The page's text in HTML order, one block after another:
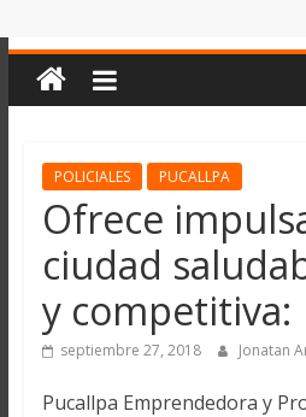
POLICIALES PUCALLPA
Ofrece
ciudad
y competitiva:
septiembre 27, 2018 Jonatan
Pucallpa Emprendedora y